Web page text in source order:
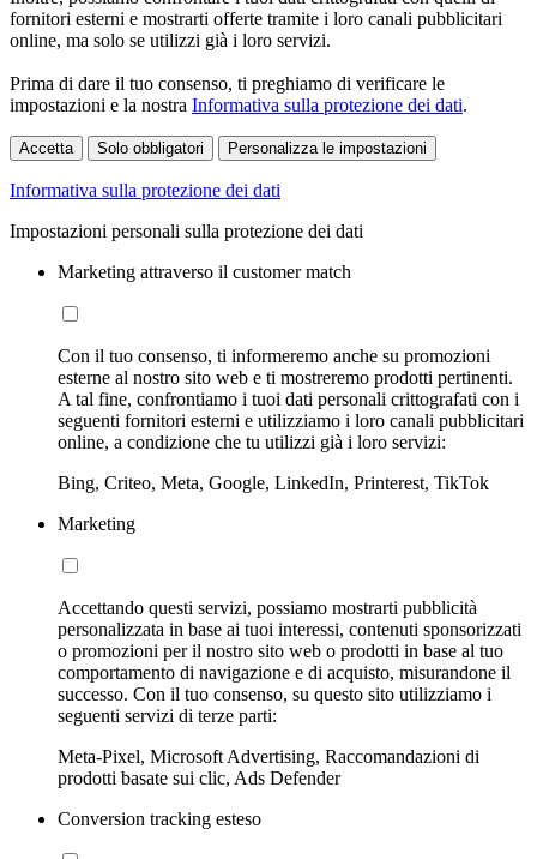
fornitori esterni e mostrarti offerte tramite i loro canali pubblicitari
online, ma solo se utilizzi già i loro servizi.
Prima di dare il tuo consenso, ti preghiamo di verificare le
impostazioni e la nostra Informativa sulla protezione dei dati.
Accetta Solo obbligatori Personalizza le impostazioni
Informativa sulla protezione dei dati
Impostazioni personali sulla protezione dei dati
Marketing attraverso il customer match
Con il tuo consenso, ti informeremo anche su promozioni
esterne al nostro sito web e ti mostreremo prodotti pertinenti.
A tal fine, confrontiamo i tuoi dati personali crittografati con i
seguenti fornitori esterni e utilizziamo i loro canali pubblicitari
online, a condizione che tu utilizzi già i loro servizi:
Bing, Criteo, Meta, Google, LinkedIn, Printerest, TikTok
Marketing
Accettando questi servizi, possiamo mostrarti pubblicità
personalizzata in base ai tuoi interessi, contenuti sponsorizzati
o promozioni per il nostro sito web o prodotti in base al tuo
comportamento di navigazione e di acquisto, misurandone il
successo. Con il tuo consenso, su questo sito utilizziamo i
seguenti servizi di terze parti:
Meta-Pixel, Microsoft Advertising, Raccomandazioni di
prodotti basate sui clic, Ads Defender
Conversion tracking esteso